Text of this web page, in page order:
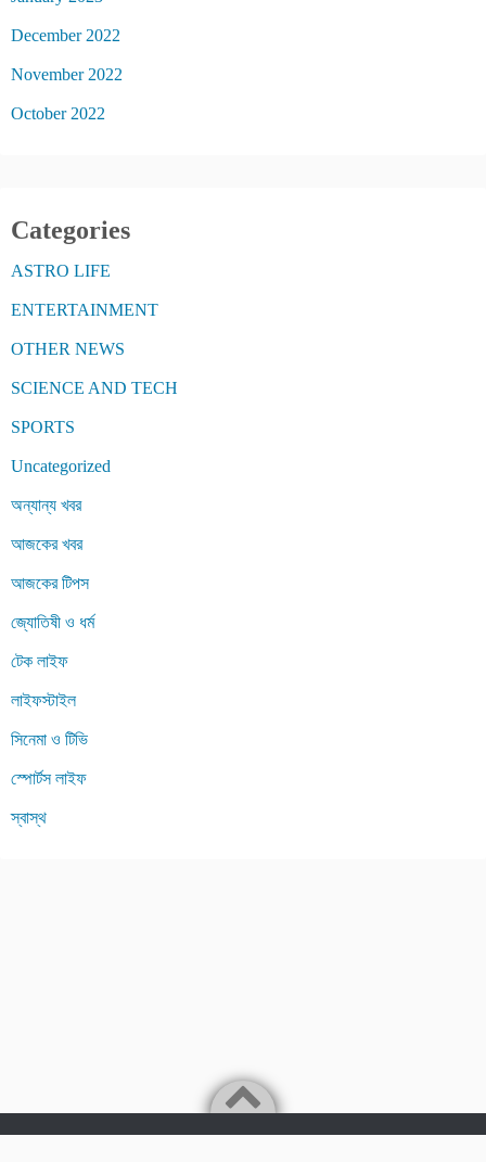
December 2022
November 2022
October 2022
Categories
ASTRO LIFE
ENTERTAINMENT
OTHER NEWS
SCIENCE AND TECH
SPORTS
Uncategorized
অন্যান্য খবর
আজকের খবর
আজকের টিপস
জ্যোতিষী ও ধর্ম
টেক লাইফ
লাইফস্টাইল
সিনেমা ও টিভি
স্পোর্টস লাইফ
স্বাস্থ